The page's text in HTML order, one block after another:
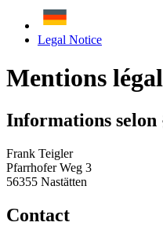
Legal Notice
Mentions
Informations selon
Frank Teigler
Pfarrhofer Weg 3
56355 Nastätten
Contact